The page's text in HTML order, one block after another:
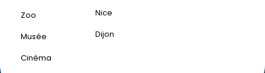
Zoo
Musée
Cinéma
Nice
Dijon